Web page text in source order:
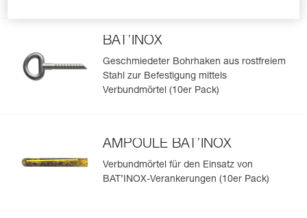
BAT’INOX
Geschmiedeter Bohrhaken aus rostfreiem
Stahl zur Befestigung mittels
Verbundmörtel (10er Pack)
AMPOULE BAT’INOX
Verbundmörtel für den Einsatz von
BAT’INOX-Verankerungen (10er Pack)